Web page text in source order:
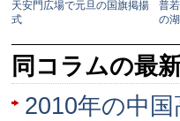
同コラムの最
2010年の中